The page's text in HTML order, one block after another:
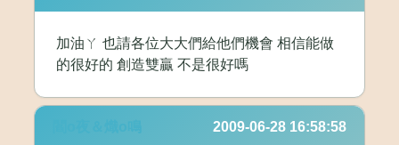
加油ㄚ 也請各位大大們給他們機會 相信能做
的很好的 創造雙贏 不是很好嗎
2009-06-28 16:58:58